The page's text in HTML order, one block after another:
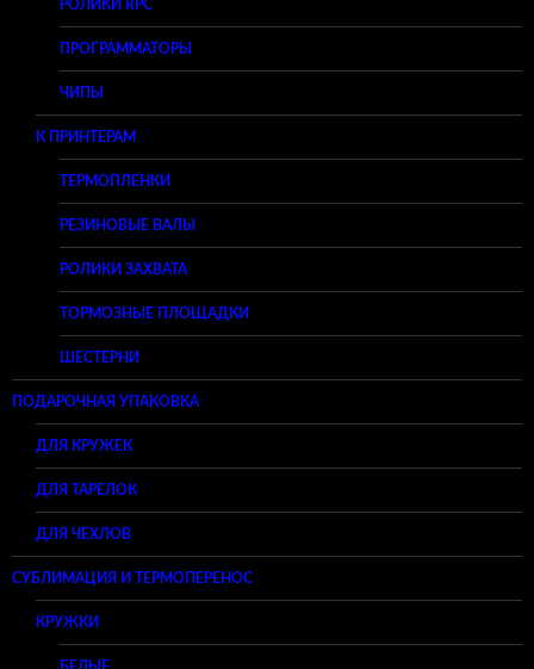
РОЛИКИ RPC
ПРОГРАММАТОРЫ
ЧИПЫ
К ПРИНТЕРАМ
ТЕРМОПЛЕНКИ
РЕЗИНОВЫЕ ВАЛЫ
РОЛИКИ ЗАХВАТА
ТОРМОЗНЫЕ ПЛОЩАДКИ
ШЕСТЕРНИ
ПОДАРОЧНАЯ УПАКОВКА
ДЛЯ КРУЖЕК
ДЛЯ ТАРЕЛОК
ДЛЯ ЧЕХЛОВ
СУБЛИМАЦИЯ И ТЕРМОПЕРЕНОС
КРУЖКИ